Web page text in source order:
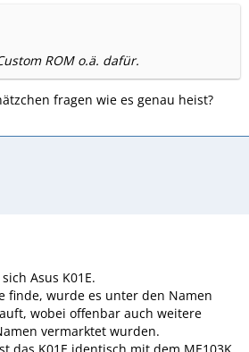
ROM o.ä. dafür.
fragen wie es genau heist?
Asus K01E.
finde, wurde es unter den Namen
wobei offenbar auch weitere
vermarktet wurden.
das K01E identisch mit dem ME103K,